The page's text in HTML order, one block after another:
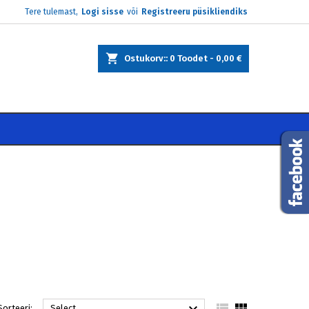
Tere tulemast, Logi sisse või Registreeru püsikliendiks
Ostukorv: 0 Toodet - 0,00 €